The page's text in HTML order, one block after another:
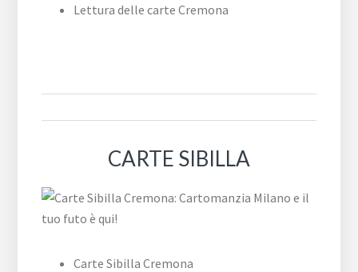
Lettura delle carte Cremona
CARTE SIBILLA
Carte Sibilla Cremona